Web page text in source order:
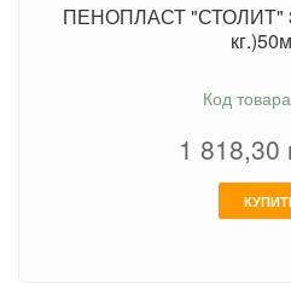
ПЕНОПЛАСТ "СТОЛИТ"
Код
1 818,30